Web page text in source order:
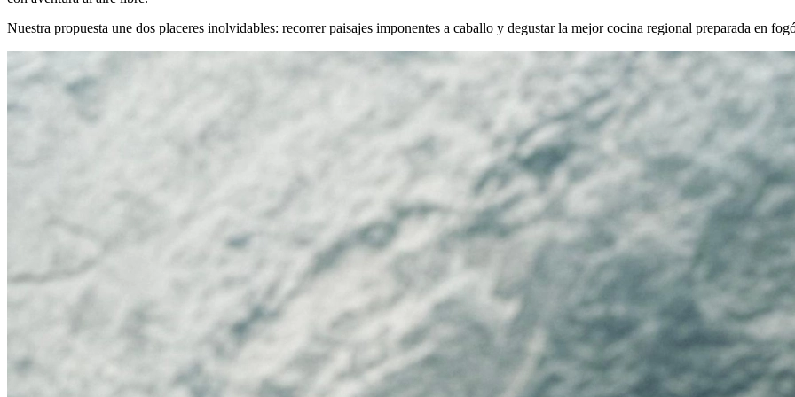
Nuestra propuesta une dos placeres inolvidables: recorrer paisajes imponentes a caballo y degustar la mejor cocina regional preparada en